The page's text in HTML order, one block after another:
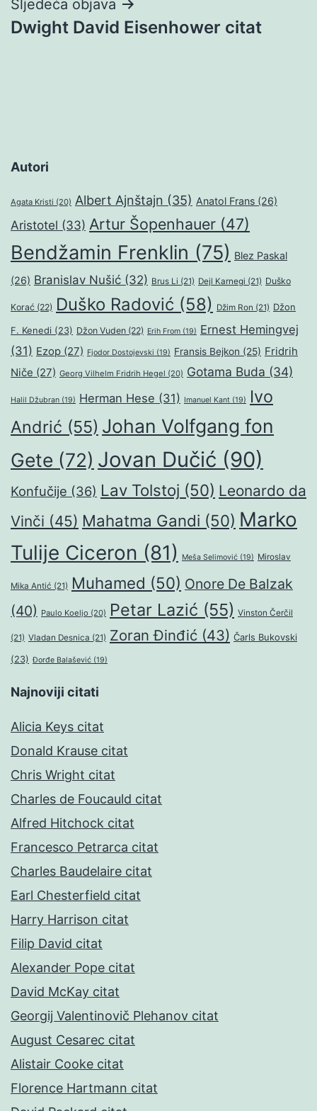
Sljedeća objava
Dwight David Eisenhower citat
Autori
Agata Kristi (20) Albert Ajnštajn (35) Anatol Frans (26)
Aristotel (33) Artur Šopenhauer (47)
Bendžamin Frenklin (75) Blez Paskal
(26) Branislav Nušić (32) Brus Li (21) Dejl Karnegi (21) Duško
Korać (22) Duško Radović (58) Džim Ron (21) Džon
F. Kenedi (23) Džon Vuden (22) Erih From (19) Ernest Hemingvej
(31) Ezop (27) Fjodor Dostojevski (19) Fransis Bejkon (25) Fridrih
Niče (27) Georg Vilhelm Fridrih Hegel (20) Gotama Buda (34)
Halil Džubran (19) Herman Hese (31) Imanuel Kant (19)
Ivo
Andrić (55) Johan Volfgang fon
Gete (72) Jovan Dučić (90)
Konfučije (36) Lav Tolstoj (50) Leonardo da
Vinči (45) Mahatma Gandi (50) Marko
Tulije Ciceron (81) Meša Selimović (19) Miroslav
Mika Antić (21) Muhamed (50) Onore De Balzak
(40) Paulo Koeljo (20) Petar Lazić (55) Vinston Čerčil
(21) Vladan Desnica (21) Zoran Đinđić (43) Čarls Bukovski
(23) Đorđe Balašević (19)
Najnoviji citati
Alicia Keys citat
Donald Krause citat
Chris Wright citat
Charles de Foucauld citat
Alfred Hitchock citat
Francesco Petrarca citat
Charles Baudelaire citat
Earl Chesterfield citat
Harry Harrison citat
Filip David citat
Alexander Pope citat
David McKay citat
Georgij Valentinovič Plehanov citat
August Cesarec citat
Alistair Cooke citat
Florence Hartmann citat